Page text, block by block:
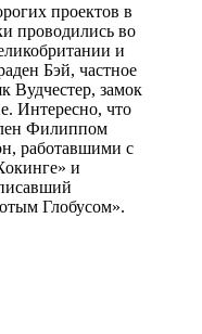
проектов в
проводились во
и
Бэй, частное
Вудчестер, замок
Интересно, что
Филиппом
работавшими с
и
Глобусом».